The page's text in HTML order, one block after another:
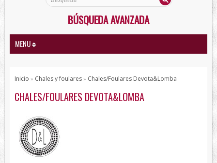
BÚSQUEDA AVANZADA
MENU
Pajaritas
Todos los Productos
Bisutería
Bufandas
Chales y foulares
Inicio » Chales y foulares » Chales/Foulares Devota&Lomba
CHALES/FOULARES DEVOTA&LOMBA